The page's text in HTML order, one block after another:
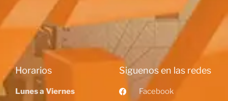
Horarios
Lunes a Viernes
Siguenos en las redes
Facebook